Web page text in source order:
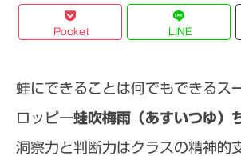
Pocket LINE
蛙にできることは何でもできるス
ロッピー蛙吹梅雨（あすいつゆ）
洞察力と判断力はクラスの精神的